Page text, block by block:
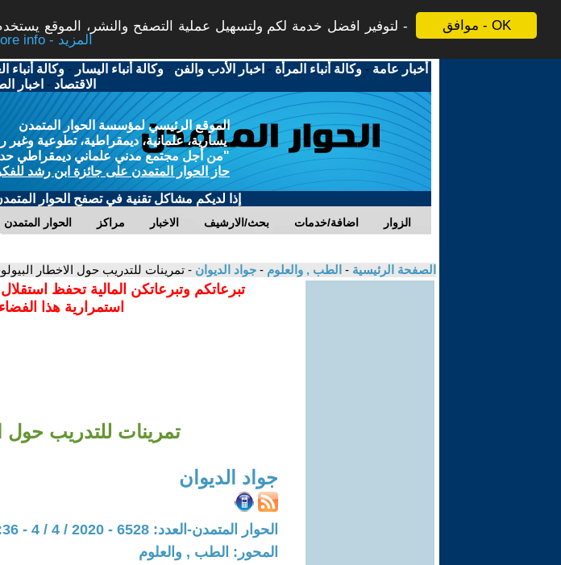
موافق - OK
لتوفير افضل خدمة لكم ولتسهيل عملية التصفح والنشر، الموقع
More info - المزيد
أخبار عامة -وكالة أنباء المرأة - اخبار الأدب والفن -وكالة أنباء اليسار -وكالة أنباء
الاقتصاد - اخبار
الموقع الرئيسي لمؤسسة الحوار المتمدن
يسارية، علمانية، ديمقراطية، تطوعية وغير
"من أجل مجتمع مدني علماني ديمقراطي
حاز الحوار المتمدن على جائزة ابن رشد
إذا لديكم مشاكل تقنية في تصفح الحوار
الحوار المتمدن مراكز الاخبار بحث/الارشيف اضافة/خدمات الزوار
الصفحة الرئيسية - الطب , والعلوم - جواد الديوان - تمرينات للتدريب حول الاخطار
تبرعاتكم وتبرعاتكن المالية تحفظ
استمرارية هذا
تمرينات للتدريب حول
جواد الديوان
الحوار المتمدن-العدد: 6528 - 2020 / 4 / 4 - 14:36
المحور: الطب , والعلوم